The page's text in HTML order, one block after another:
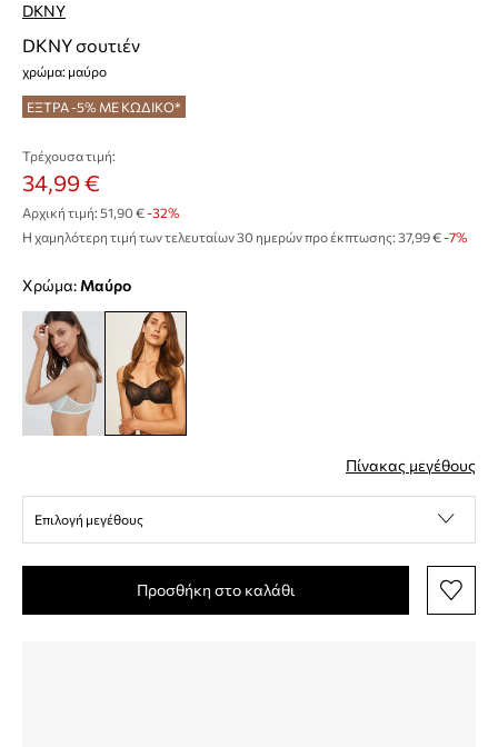
DKNY
DKNY σουτιέν
χρώμα: μαύρο
ΕΞΤΡΑ -5% ΜΕ ΚΩΔΙΚΟ*
Τρέχουσα τιμή:
34,99 €
Αρχική τιμή: 51,90 €-32%
Η χαμηλότερη τιμή των τελευταίων 30 ημερών προ έκπτωσης: 37,99 € -7%
Χρώμα: μαύρο
Πίνακας μεγέθους
Επιλογή μεγέθους
Προσθήκη στο καλάθι